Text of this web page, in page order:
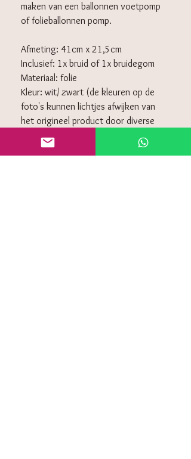
maken van een ballonnen voetpomp
of folieballonnen pomp.
Afmeting: 41cm x 21,5cm
Inclusief: 1x bruid of 1x bruidegom
Materiaal: folie
Kleur: wit/ zwart (de kleuren op de
foto's kunnen lichtjes afwijken van
het origineel product door diverse
schermen)